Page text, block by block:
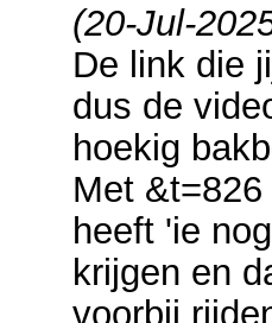
(20-Jul-
De link die
dus de
hoekig
Met
heeft 'ie
krijgen en
voorbij